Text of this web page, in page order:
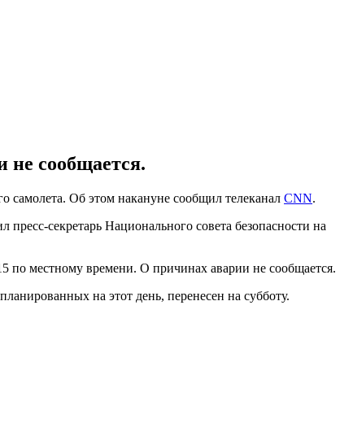
сообщается.
самолета. Об этом накануне сообщил телеканал CNN.
секретарь Национального совета безопасности на
местному времени. О причинах аварии не сообщается.
на этот день, перенесен на субботу.